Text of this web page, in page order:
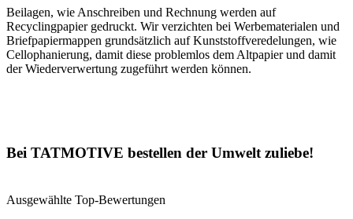
Beilagen, wie Anschreiben und Rechnung werden auf
Recyclingpapier gedruckt. Wir verzichten bei Werbematerialen und
Briefpapiermappen grundsätzlich auf Kunststoffveredelungen, wie
Cellophanierung, damit diese problemlos dem Altpapier und damit
der Wiederverwertung zugeführt werden können.
Bei TATMOTIVE bestellen der Umwelt zuliebe!
Ausgewählte Top-Bewertungen